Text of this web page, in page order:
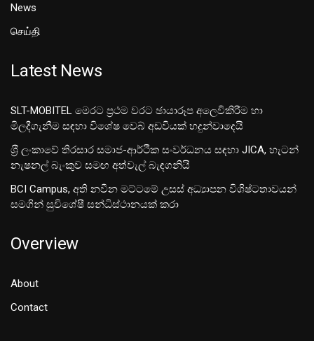
News
செய்தி
Latest News
SLT-MOBITEL මෙරට ප්‍රථම වරට ඡායාරූප අලෙවිකිරීම හා
මිලදීගැනීම සඳහා විශේෂ වෙබ් අඩවියක් හදුන්වාදෙයි
ශ‍්‍රී ලංකාවේ තිරසාර සමාජ-ආර්ථික සංවර්ධනය සඳහා JICA, හැටන්
නැෂනල් බැංකුව සමඟ අත්වැල් බැඳගනියි
BCI Campus, අති නවීන මට්ටමේ උසස් අධ්‍යාපන විශිෂ්ටතාවයන්
සමගින් සුවිශේෂී සන්ධිස්ථානයක් කරා
Overview
About
Contact